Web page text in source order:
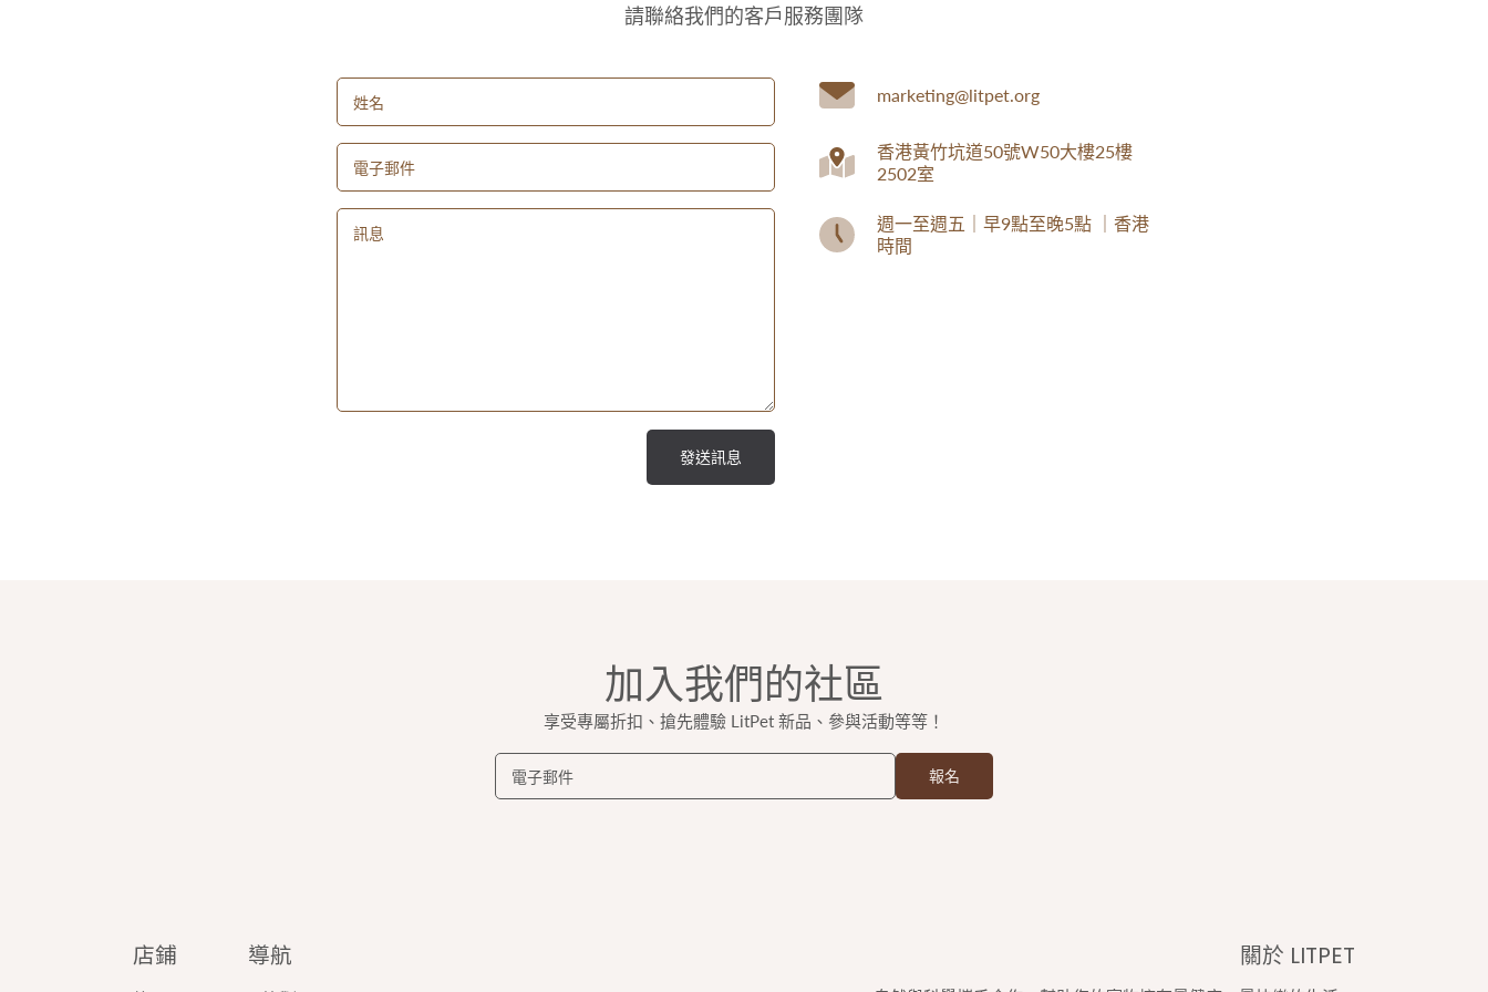
請聯絡我們的客戶服務團隊
姓名
電子郵件
訊息
發送訊息
marketing@litpet.org
香港黃竹坑道50號W50大樓25樓
2502室
週一至週五｜早9點至晚5點 ｜香港
時間
加入我們的社區
享受專屬折扣、搶先體驗 LitPet 新品、參與活動等等！
電子郵件 報名
店鋪 導航 關於 LITPET